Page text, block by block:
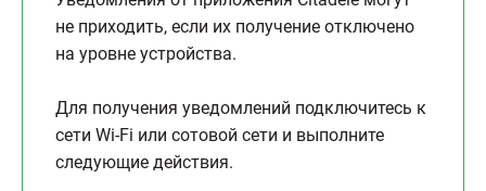
не приходить, если их получение отключено
на уровне устройства.
Для получения уведомлений подключитесь к
сети Wi-Fi или сотовой сети и выполните
следующие действия.